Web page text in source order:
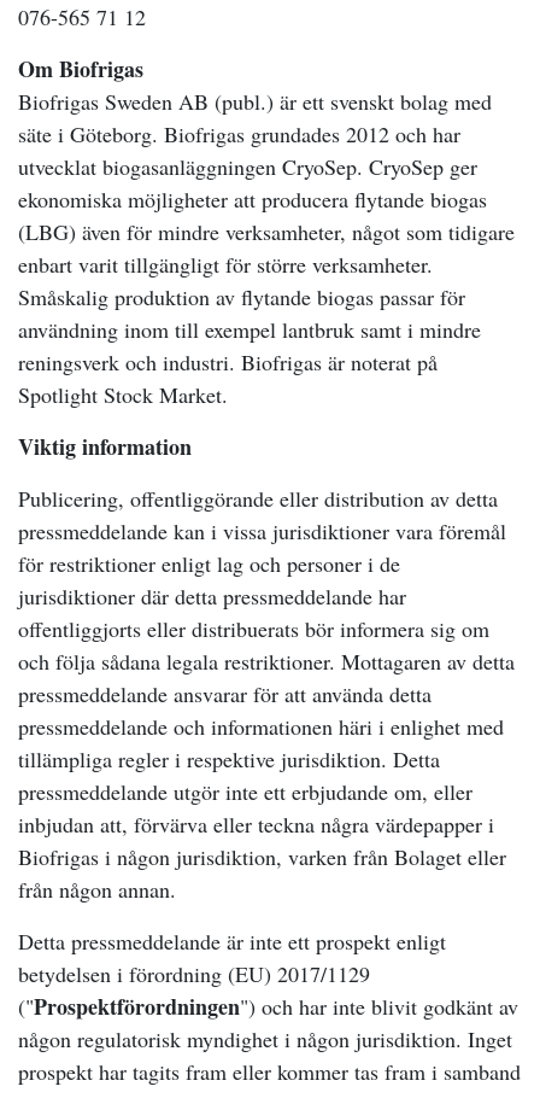
076-565 71 12
Om Biofrigas
Biofrigas Sweden AB (publ.) är ett svenskt bolag med
säte i Göteborg. Biofrigas grundades 2012 och har
utvecklat biogasanläggningen CryoSep. CryoSep ger
ekonomiska möjligheter att producera flytande biogas
(LBG) även för mindre verksamheter, något som tidigare
enbart varit tillgängligt för större verksamheter.
Småskalig produktion av flytande biogas passar för
användning inom till exempel lantbruk samt i mindre
reningsverk och industri. Biofrigas är noterat på
Spotlight Stock Market.
Viktig information
Publicering, offentliggörande eller distribution av detta
pressmeddelande kan i vissa jurisdiktioner vara föremål
för restriktioner enligt lag och personer i de
jurisdiktioner där detta pressmeddelande har
offentliggjorts eller distribuerats bör informera sig om
och följa sådana legala restriktioner. Mottagaren av detta
pressmeddelande ansvarar för att använda detta
pressmeddelande och informationen häri i enlighet med
tillämpliga regler i respektive jurisdiktion. Detta
pressmeddelande utgör inte ett erbjudande om, eller
inbjudan att, förvärva eller teckna några värdepapper i
Biofrigas i någon jurisdiktion, varken från Bolaget eller
från någon annan.
Detta pressmeddelande är inte ett prospekt enligt
betydelsen i förordning (EU) 2017/1129
("Prospektförordningen") och har inte blivit godkänt av
någon regulatorisk myndighet i någon jurisdiktion. Inget
prospekt har tagits fram eller kommer tas fram i samband